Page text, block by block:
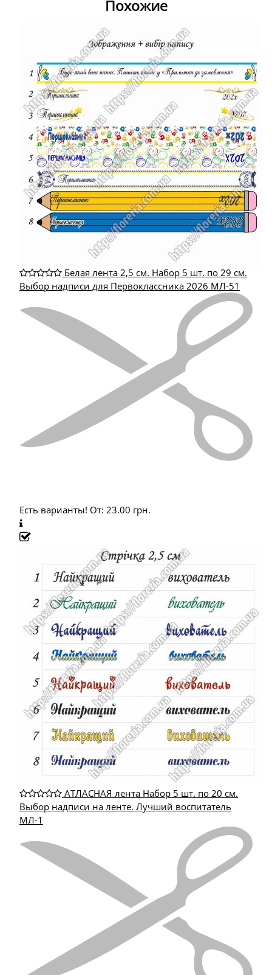
Похожие
Белая лента 2,5 см. Набор 5 шт. по 29 см.
Выбор надписи для Первоклассника 2026 МЛ-51
Есть варианты! От: 23.00 грн.
АТЛАСНАЯ лента Набор 5 шт. по 20 см.
Выбор надписи на ленте. Лучший воспитатель
МЛ-1